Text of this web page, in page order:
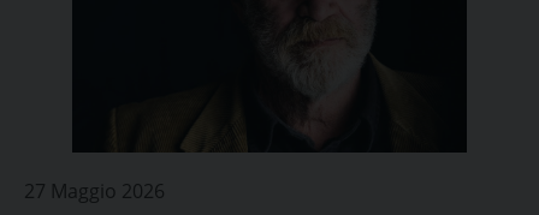
27 Maggio 2026